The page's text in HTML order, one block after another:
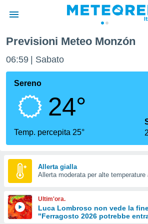
di
per
le
di
Web
le
Previsioni Meteo Monzón
06:59 Sabato
Sereno
24°
Temp. percepita 25°
2
Allerta gialla
Allerta moderata per alte temperature
Ultim'ora.
Luca Lombroso non vede la
"Ferragosto 2026 potrebbe